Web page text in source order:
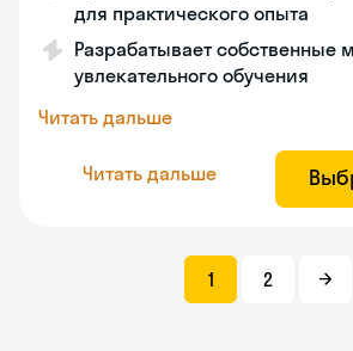
для практического опыта
Разрабатывает собственные
увлекательного обучения
Читать дальше
Читать дальше
1 2